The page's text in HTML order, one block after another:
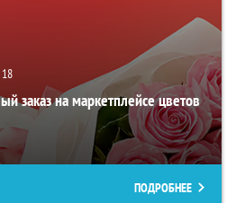
18
заказ на маркетплейсе цветов
ПОДРОБНЕЕ